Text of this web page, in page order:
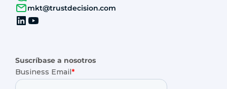
mkt@trustdecision.com
Suscríbase a nosotros